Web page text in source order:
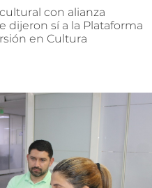
cultural con alianza
dijeron sí a la Plataforma
en Cultura